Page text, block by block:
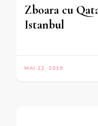
Zboara cu
Istanbul
MAI 22, 2019